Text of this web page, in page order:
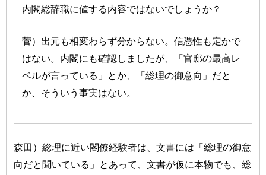
内閣総辞職に値する内容ではないでしょうか？
菅）出元も相変わらず分からない。信憑性も定かで
はない。内閣にも確認しましたが、「官邸の最高レ
ベルが言っている」とか、「総理の御意向」だと
か、そういう事実はない。
森田）総理に近い閣僚経験者は、文書には「総理の御意
向だと聞いている」とあって、文書が仮に本物でも、総